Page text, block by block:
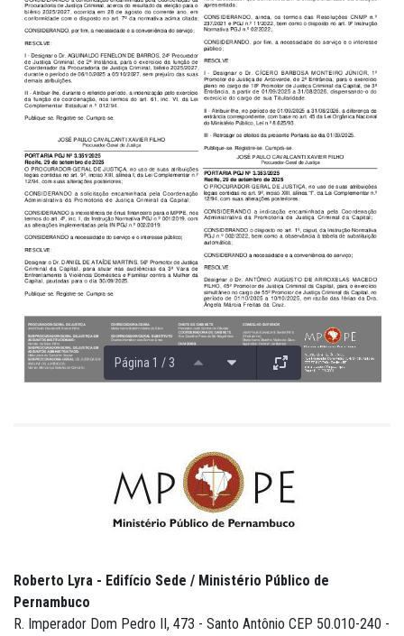
Página 1 / 3
Roberto Lyra - Edifício Sede / Ministério Público de
Pernambuco
R. Imperador Dom Pedro II, 473 - Santo Antônio CEP 50.010-240 -